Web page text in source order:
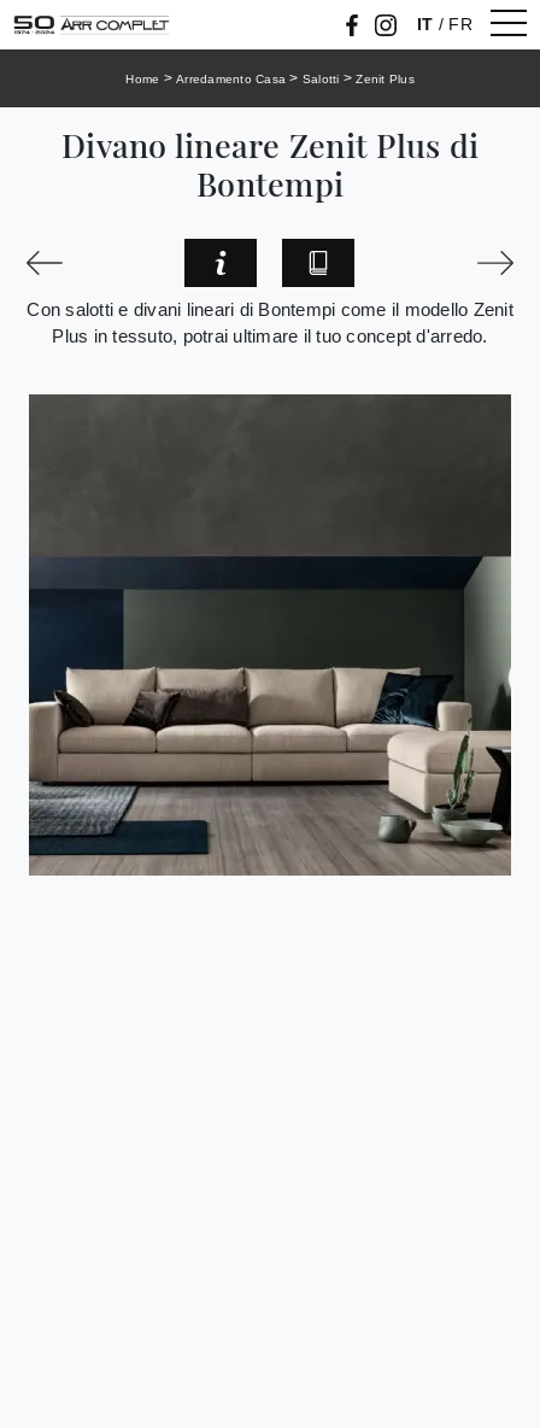
IT / FR
Home > Arredamento Casa > Salotti >Zenit Plus
Divano lineare Zenit Plus di
Bontempi
Con salotti e divani lineari di Bontempi come il modello Zenit
Plus in tessuto, potrai ultimare il tuo concept d'arredo.